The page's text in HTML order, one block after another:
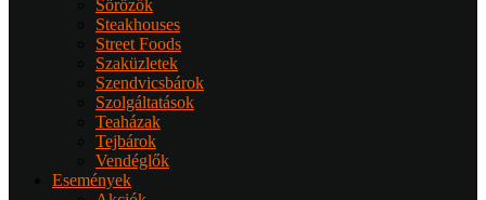
Sörözők
Steakhouses
Street Foods
Szaküzletek
Szendvicsbárok
Szolgáltatások
Teaházak
Tejbárok
Vendéglők
Események